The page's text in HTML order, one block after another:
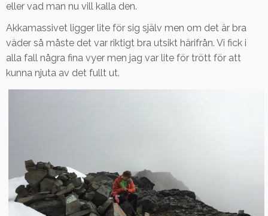
eller vad man nu vill kalla den.
Akkamassivet ligger lite för sig själv men om det är bra
väder så måste det var riktigt bra utsikt härifrån. Vi fick i
alla fall några fina vyer men jag var lite för trött för att
kunna njuta av det fullt ut.